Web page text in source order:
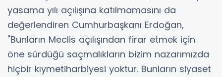
yasama yılı açılışına katılmamasını da
değerlendiren Cumhurbaşkanı Erdoğan,
"Bunların Meclis açılışından firar etmek için
öne sürdüğü saçmalıkların bizim nazarımızda
hiçbir kıymetiharbiyesi yoktur. Bunların siyaset